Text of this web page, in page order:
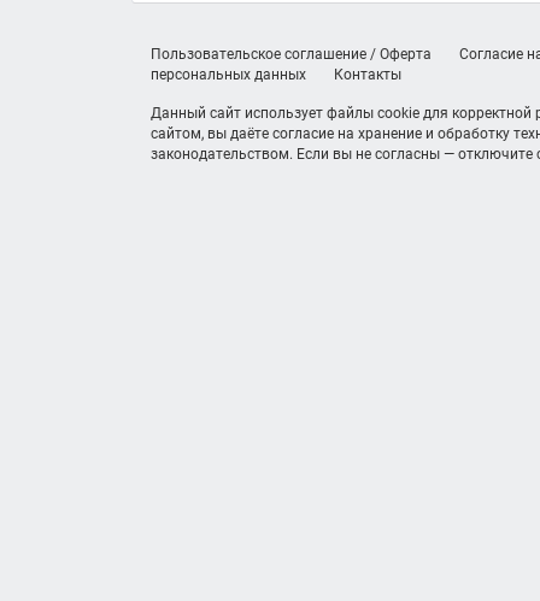
Пользовательское соглашение / Оферта
Согласие
персональных данных
Контакты
Данный сайт использует файлы cookie для
сайтом, вы даёте согласие на хранение и обработку
законодательством. Если вы не согласны — отключите